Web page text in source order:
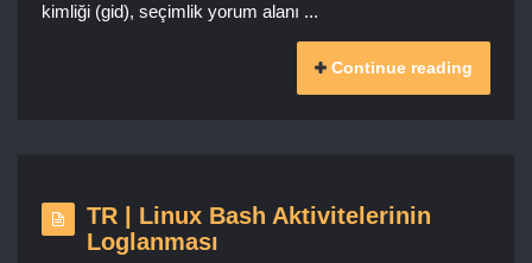
kimliği (gid), seçimlik yorum alanı ...
Continue reading
TR | Linux Bash Aktivitelerinin
Loglanması